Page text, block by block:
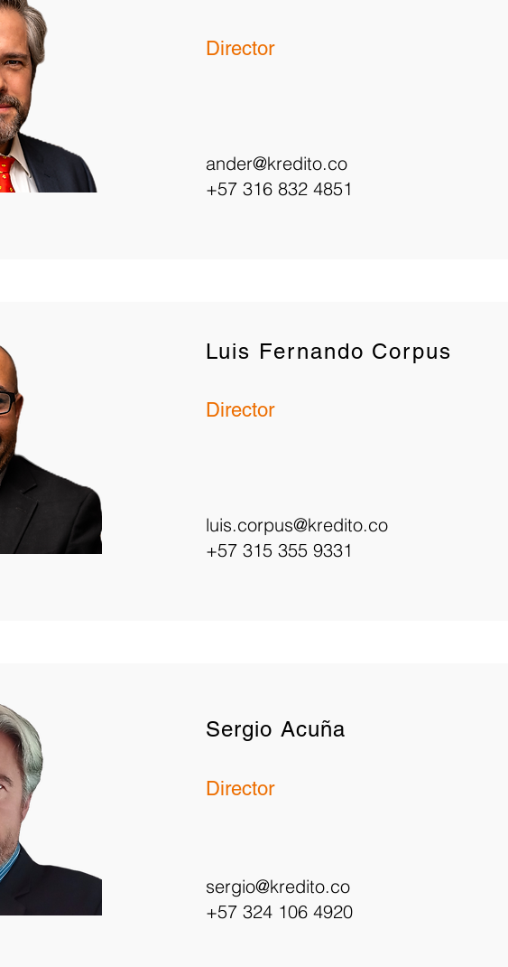
Director
ander@kredito.co
+57 316 832 4851
Luis Fernando Corpus
Director
luis.corpus@kredito.co
+57 315 355 9331
Sergio Acuña
Director
sergio@kredito.co
+57 324 106 4920